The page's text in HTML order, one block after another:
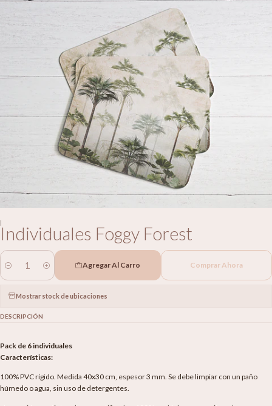
|
Individuales Foggy Forest
Cantidad
Agregar Al Carro Comprar Ahora
Mostrar stock de ubicaciones
DESCRIPCIÓN
Pack de 6 individuales
Características:
100% PVC rígido. Medida 40x30 cm, espesor 3 mm. Se debe limpiar con un paño
húmedo o agua, sin uso de detergentes.